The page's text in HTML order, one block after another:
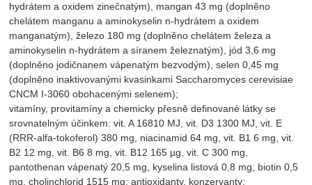
hydrátem a oxidem zinečnatým), mangan 43 mg (doplněno
chelátem manganu a aminokyselin n-hydrátem a oxidem
manganatým), železo 180 mg (doplněno chelátem železa a
aminokyselin n-hydrátem a síranem železnatým), jód 3,6 mg
(doplněno jodičnanem vápenatým bezvodým), selen 0,45 mg
(doplněno inaktivovanými kvasinkami Saccharomyces cerevisiae
CNCM I-3060 obohacenými selenem);
vitamíny, provitamíny a chemicky přesně definované látky se
srovnatelným účinkem: vit. A 16810 MJ, vit. D3 1300 MJ, vit. E
(RRR-alfa-tokoferol) 380 mg, niacinamid 64 mg, vit. B1 6 mg, vit.
B2 12 mg, vit. B6 8 mg, vit. B12 165 µg, vit. C 300 mg,
pantothenan vápenatý 20,5 mg, kyselina listová 0,8 mg, biotin 0,5
mg, cholinchlorid 1515 mg; antioxidanty, konzervanty;